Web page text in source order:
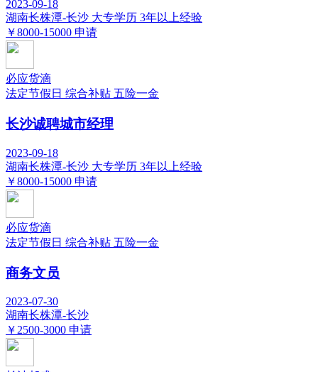
2023-09-18
湖南长株潭-长沙 大专学历 3年以上经验
￥8000-15000 申请
必应货滴
法定节假日 综合补贴 五险一金
长沙诚聘城市经理
2023-09-18
湖南长株潭-长沙 大专学历 3年以上经验
￥8000-15000 申请
必应货滴
法定节假日 综合补贴 五险一金
商务文员
2023-07-30
湖南长株潭-长沙
￥2500-3000 申请